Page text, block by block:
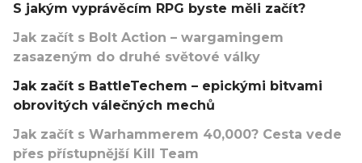
S jakým vyprávěcím RPG byste měli začít?
Jak začít s Bolt Action – wargamingem
zasazeným do druhé světové války
Jak začít s BattleTechem – epickými bitvami
obrovitých válečných mechů
Jak začít s Warhammerem 40,000? Cesta vede
přes přístupnější Kill Team